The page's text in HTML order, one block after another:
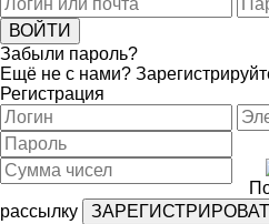
Забыли пароль?
Ещё не с нами?
Регистрация
рассылку